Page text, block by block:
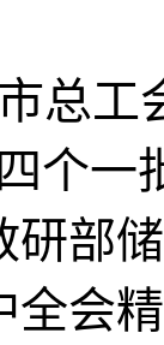
工
个一
研部
全会